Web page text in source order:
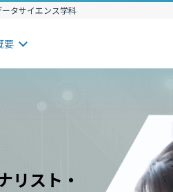
ータサイエンス学科
要
リスト・